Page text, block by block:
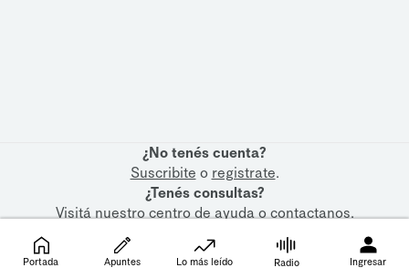
¿No tenés cuenta?
Suscribite o registrate.
¿Tenés consultas?
Visitá nuestrocentro de ayudaocontactanos.
Portada Apuntes Lo más leído Radio Ingresar